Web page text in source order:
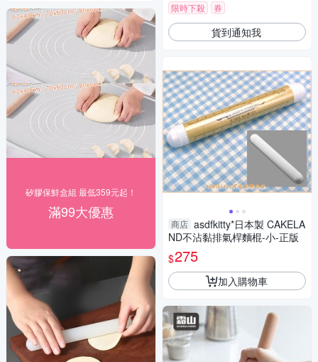
矽膠保鮮盒組 最低359元起！
滿99大優惠
限時下殺
券
貨到通知我
商店 asdfkitty*日本製 CAKELA
ND不沾黏排氣桿麵棍-小-正版
$275
加入購物車